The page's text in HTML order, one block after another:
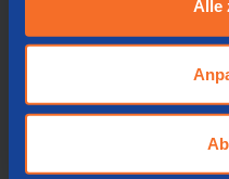
Alle
Reduziert den
Handgelenke
Weiche
aus
An der vorderen
Dokumentenhalter